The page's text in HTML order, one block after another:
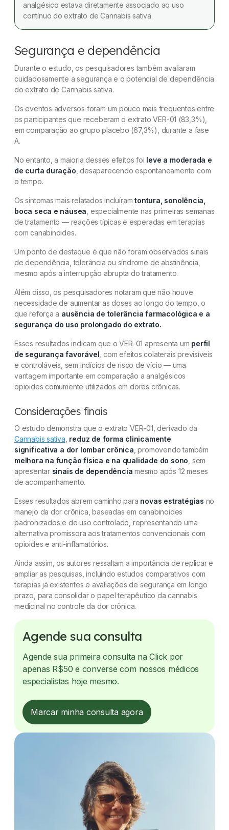
analgésico estava diretamente associado ao uso
contínuo do extrato de Cannabis sativa.
Segurança e dependência
Durante o estudo, os pesquisadores também avaliaram
cuidadosamente a segurança e o potencial de dependência
do extrato de Cannabis sativa.
Os eventos adversos foram um pouco mais frequentes entre
os participantes que receberam o extrato VER-01 (83,3%),
em comparação ao grupo placebo (67,3%), durante a fase
A.
No entanto, a maioria desses efeitos foi leve a moderada e
de curta duração , desaparecendo espontaneamente com
o tempo.
Os sintomas mais relatados incluíramtontura, sonolência,
boca seca e náusea , especialmente nas primeiras semanas
de tratamento — reações típicas e esperadas em terapias
com canabinoides.
Um ponto de destaque é que não foram observados sinais
de dependência, tolerância ou síndrome de abstinência,
mesmo após a interrupção abrupta do tratamento.
Além disso, os pesquisadores notaram que não houve
necessidade de aumentar as doses ao longo do tempo, o
que reforça a ausência de tolerância farmacológica e a
segurança do uso prolongado do extrato.
Esses resultados indicam que o VER-01 apresenta um perfil
de segurança favorável , com efeitos colaterais previsíveis
e controláveis, sem indícios de risco de vício — uma
vantagem importante em comparação a analgésicos
opioides comumente utilizados em dores crônicas.
Considerações finais
O estudo demonstra que o extrato VER-01, derivado da
Cannabis sativa reduz de forma clinicamente
significativa a dor lombar crônica , promovendo também
melhora na função física e na qualidade do sono , sem
apresentar sinais de dependência mesmo após 12 meses
de acompanhamento.
Esses resultados abrem caminho para novas estratégias no
manejo da dor crônica, baseadas em canabinoides
padronizados e de uso controlado, representando uma
alternativa promissora aos tratamentos convencionais com
opioides e anti-inflamatórios.
Ainda assim, os autores ressaltam a importância de replicar e
ampliar as pesquisas, incluindo estudos comparativos com
terapias já existentes e avaliações de segurança em longo
prazo, para consolidar o papel terapêutico da cannabis
medicinal no controle da dor crônica.
Agende sua consulta
Agende sua primeira consulta na Click por
apenas R$50 e converse com nossos médicos
especialistas hoje mesmo.
Marcar minha consulta agora